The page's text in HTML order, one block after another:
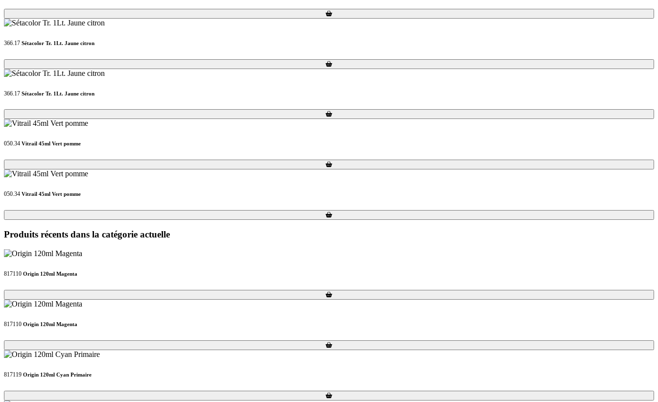
Loading...
Loading...
366.17 Sétacolor Tr. 1Lt. Jaune citron
Loading...
Loading...
366.17 Sétacolor Tr. 1Lt. Jaune citron
Loading...
Loading...
050.34 Vitrail 45ml Vert pomme
Loading...
Loading...
050.34 Vitrail 45ml Vert pomme
Loading...
Loading...
Produits récents dans la catégorie actuelle
817110 Origin 120ml Magenta
Loading...
Loading...
817110 Origin 120ml Magenta
Loading...
Loading...
817119 Origin 120ml Cyan Primaire
Loading...
Loading...